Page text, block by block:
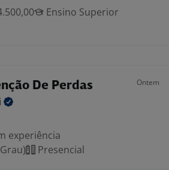
Ensino Superior
De Perdas Ontem
experiência
Presencial